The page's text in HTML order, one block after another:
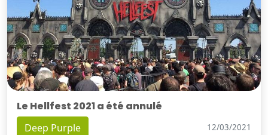
Le Hellfest 2021 a été annulé
Deep Purple 12/03/2021